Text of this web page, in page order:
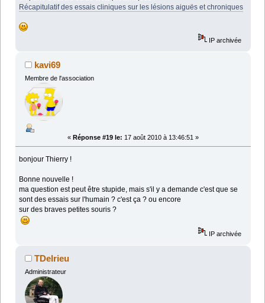
Récapitulatif des essais cliniques sur les lésions aiguës et chroniques
IP archivée
kavi69
Membre de l'association
« Réponse #19 le: 17 août 2010 à 13:46:51 »
bonjour Thierry !
Bonne nouvelle !
ma question est peut être stupide, mais s'il y a demande c'est que se
sont des essais sur l'humain ? c'est ça ? ou encore
sur des braves petites souris ?
IP archivée
TDelrieu
Administrateur